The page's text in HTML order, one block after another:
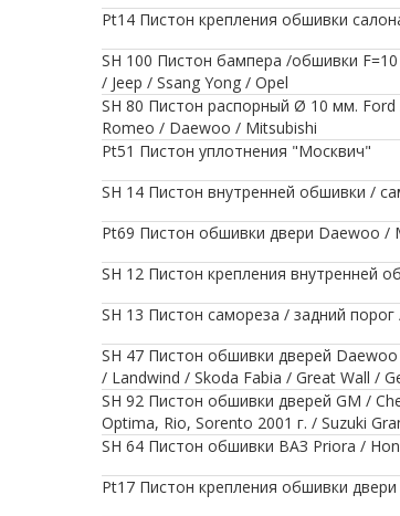
Pt14 Пистон крепления обшивки
SH 100 Пистон бампера /обшивки
/ Jeep / Ssang Yong / Opel
SH 80 Пистон распорный Ø 10 мм.
Romeo / Daewoo / Mitsubishi
Pt51 Пистон уплотнения "Москвич"
SH 14 Пистон внутренней обшивки /
Pt69 Пистон обшивки двери Daewoo /
SH 12 Пистон крепления внутренней
SH 13 Пистон самореза / задний
SH 47 Пистон обшивки дверей
/ Landwind / Skoda Fabia / Great Wall /
SH 92 Пистон обшивки дверей GM /
Optima, Rio, Sorento 2001 г. / Suzuki
SH 64 Пистон обшивки ВАЗ Priora /
Pt17 Пистон крепления обшивки двери